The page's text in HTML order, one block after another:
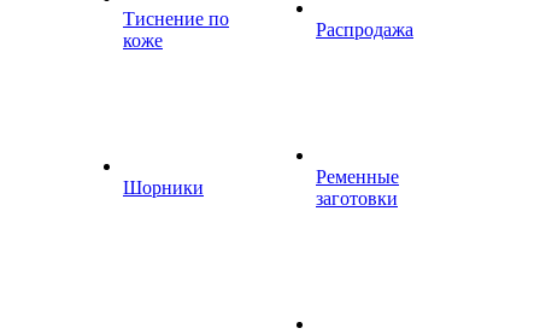
Тиснение по
коже
Шорники
Распродажа
Ременные
заготовки